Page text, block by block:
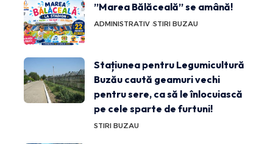
”Marea Bălăceală” se amână!
ADMINISTRATIV STIRI BUZAU
Stațiunea pentru Legumicultură
Buzău caută geamuri vechi
pentru sere, ca să le înlocuiască
pe cele sparte de furtuni!
STIRI BUZAU